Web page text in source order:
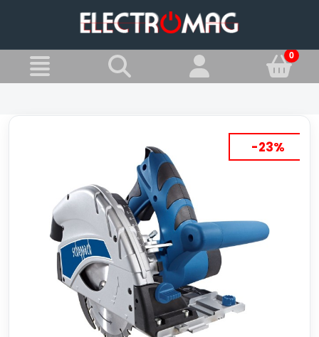
Pilarki tarczowe
-23%